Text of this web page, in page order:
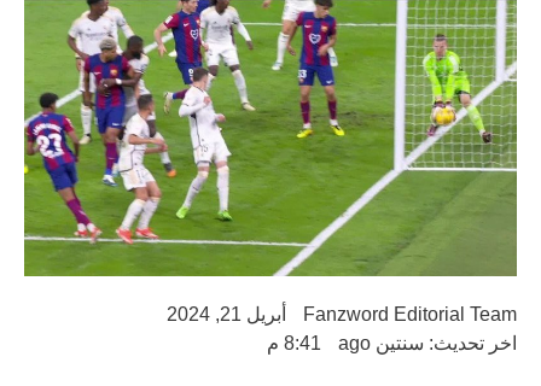
Fanzword Editorial Team
أبريل 21, 2024
اخر تحديث: سنتين ago
8:41 م